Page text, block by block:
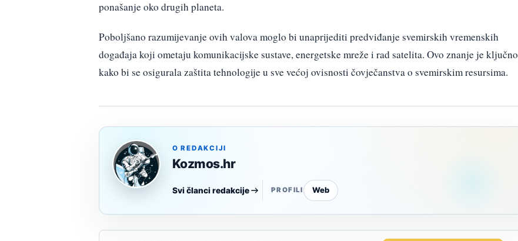
ponašanje oko drugih planeta.
Poboljšano razumijevanje ovih valova moglo bi unaprijediti predviđanje svemirskih vremenskih
događaja koji ometaju komunikacijske sustave, energetske mreže i rad satelita. Ovo znanje je ključno
kako bi se osigurala zaštita tehnologije u sve većoj ovisnosti čovječanstva o svemirskim resursima.
O REDAKCIJI
Kozmos.hr
Svi članci redakcije PROFILI Web